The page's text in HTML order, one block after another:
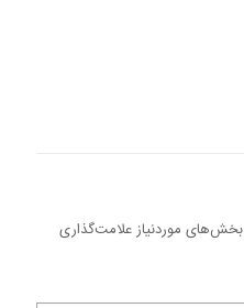
بخش‌های موردنیاز علامت‌گذاری